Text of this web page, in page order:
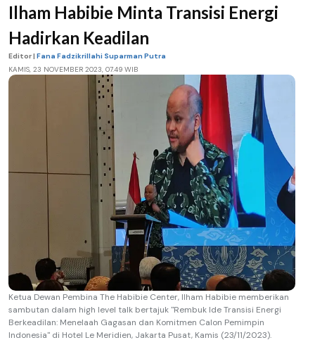
Ilham Habibie Minta Transisi Energi
Hadirkan Keadilan
Editor | Fana Fadzikrillahi Suparman Putra
KAMIS, 23 NOVEMBER 2023, 07.49 WIB
Ketua Dewan Pembina The Habibie Center, Ilham Habibie memberikan
sambutan dalam high level talk bertajuk "Rembuk Ide Transisi Energi
Berkeadilan: Menelaah Gagasan dan Komitmen Calon Pemimpin
Indonesia" di Hotel Le Meridien, Jakarta Pusat, Kamis (23/11/2023).